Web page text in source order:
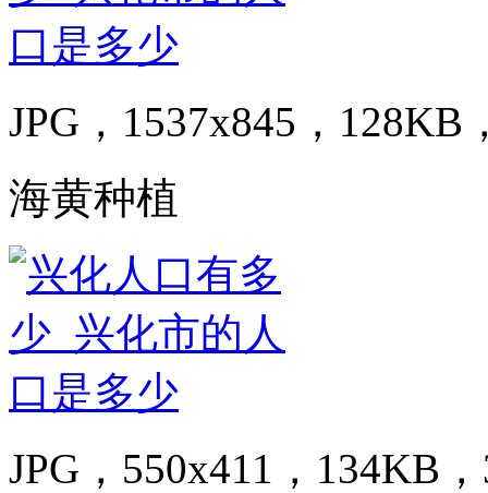
JPG，1537x845，128KB
海黄种植
JPG，550x411，134KB